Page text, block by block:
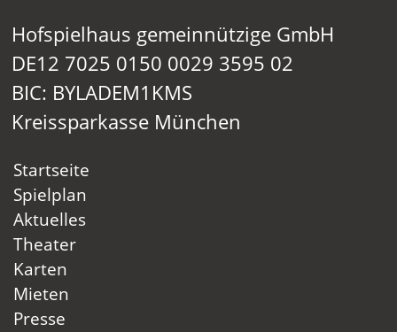
Hofspielhaus gemeinnützige GmbH
DE12 7025 0150 0029 3595 02
BIC: BYLADEM1KMS
Kreissparkasse München
Startseite
Spielplan
Aktuelles
Theater
Karten
Mieten
Presse